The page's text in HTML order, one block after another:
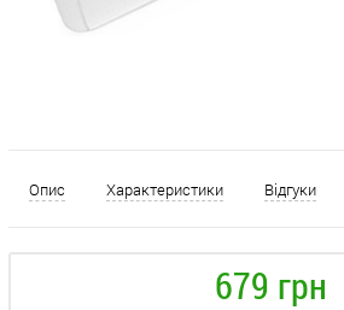
Опис Характеристики Відгуки
679 грн